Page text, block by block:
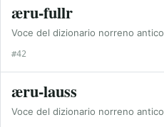
æru-fullr
Voce del dizionario norreno antico
#42
æru-lauss
Voce del dizionario norreno antico